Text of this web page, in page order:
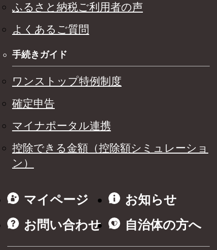
ふるさと納税ご利用者の声
よくあるご質問
手続きガイド
ワンストップ特例制度
確定申告
マイナポータル連携
控除できる金額（控除額シミュレーショ
ン）
マイページ
お知らせ
お問い合わせ
自治体の方へ